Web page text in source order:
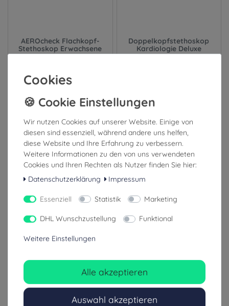
AEROcheck Flachkopf-
Stethoskop Erwachsene
schwarz
2,99 €
inkl. ges. MwSt.
1-3 Tage (Ausland: 4-8 Tage)
Doppelkopfstethoskop
Kardiologie Deluxe
inkl. ges. MwSt.
1-3 Tage (Ausland: 4-8 Tage)
Littmann Cardiology IV mit
Satin Finish Schlauch
Littmann Classic III
Stethoskop mit Satin Finish
Cookies
Wir nutzen Cookies auf unserer Website. Einige von
diesen sind essenziell, während andere uns helfen,
diese Website und Ihre Erfahrung zu verbessern.
Weitere Informationen zu den von uns verwendeten
Cookies und Ihren Rechten als Nutzer finden Sie hier:
Datenschutzerklärung
Impressum
Essenziell Statistik Marketing
DHL Wunschzustellung Funktional
Weitere Einstellungen
Alle akzeptieren
Auswahl akzeptieren